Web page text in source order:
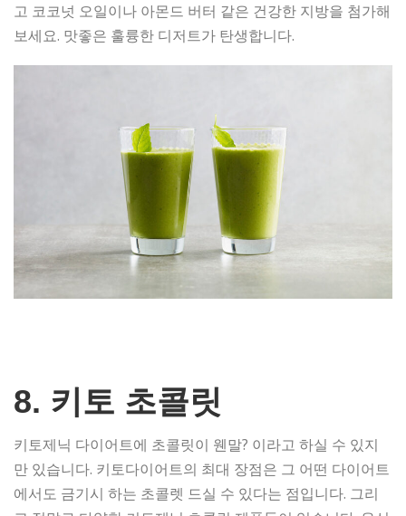
고 코코넛 오일이나 아몬드 버터 같은 건강한 지방을 첨가해
보세요. 맛좋은 훌륭한 디저트가 탄생합니다.
8. 키토 초콜릿
키토제닉 다이어트에 초콜릿이 웬말? 이라고 하실 수 있지
만 있습니다. 키토다이어트의 최대 장점은 그 어떤 다이어트
에서도 금기시 하는 초콜렛 드실 수 있다는 점입니다. 그리